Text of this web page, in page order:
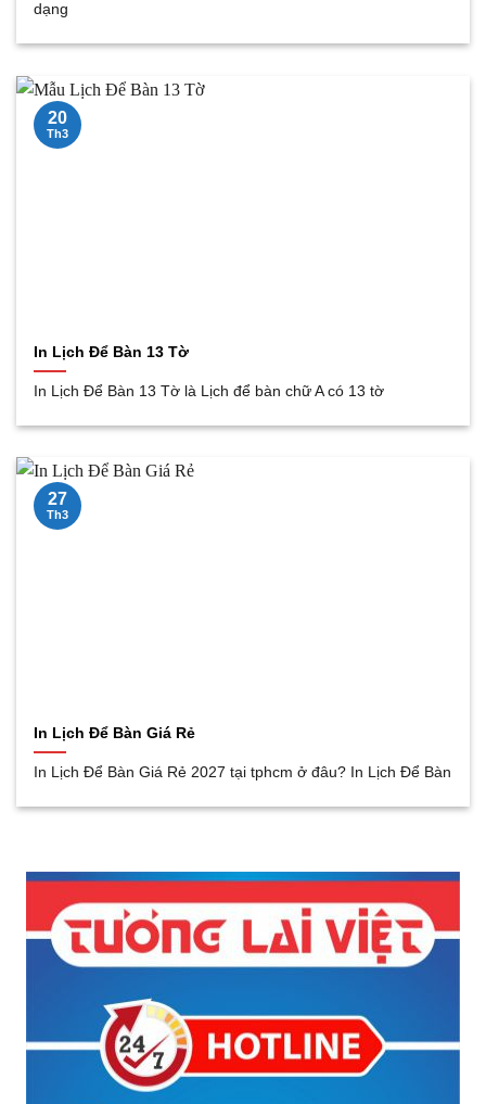
dạng
In Lịch Để Bàn 13 Tờ
In Lịch Để Bàn 13 Tờ là Lịch để bàn chữ A có 13 tờ
20
Th3
In Lịch Để Bàn Giá Rẻ
In Lịch Để Bàn Giá Rẻ 2027 tại tphcm ở đâu? In Lịch Để Bàn
27
Th3